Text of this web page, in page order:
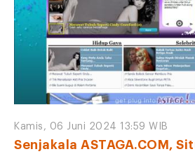
Kamis, 06 Juni 2024 13:59 WIB
Senjakala ASTAGA.COM,